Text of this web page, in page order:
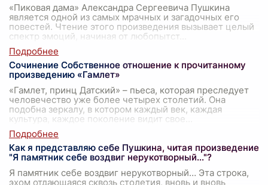
«Пиковая дама» Александра Сергеевича Пушкина
является одной из самых мрачных и загадочных его
повестей. Чтение этого произведения вызывает целый
спектр эмоций, начиная от любопытст
Сочинение Собственное отношение к прочитанному
произведению «Гамлет»
«Гамлет, принц Датский» – пьеса, которая преследует
человечество уже более четырех столетий. Она
подобна зеркалу, в котором каждый век, каждая
культура, каждое поколение видит свое
Как я представляю себе Пушкина, читая произведение
"Я памятник себе воздвиг нерукотворный..."?
Я памятник себе воздвиг нерукотворный… Эта строка,
эхом отдающаяся сквозь столетия, вновь и вновь